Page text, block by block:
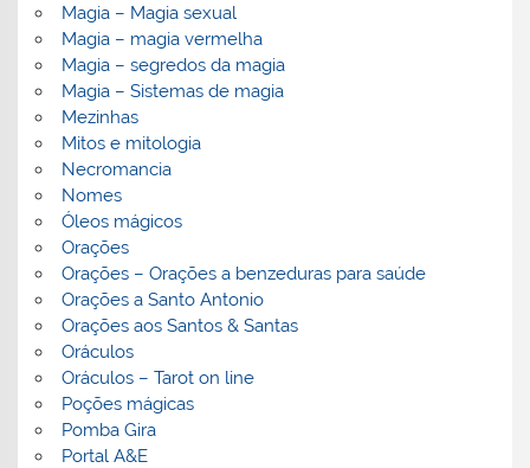
Magia – Magia sexual
Magia – magia vermelha
Magia – segredos da magia
Magia – Sistemas de magia
Mezinhas
Mitos e mitologia
Necromancia
Nomes
Óleos mágicos
Orações
Orações – Orações a benzeduras para saúde
Orações a Santo Antonio
Orações aos Santos & Santas
Oráculos
Oráculos – Tarot on line
Poções mágicas
Pomba Gira
Portal A&E